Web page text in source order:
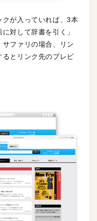
クが入っていれば、3本
対して辞書を引く」
ファリの場合、リン
とリンク先のプレビ